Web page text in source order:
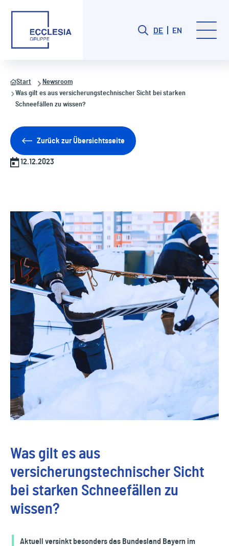
DE EN
Start
Newsroom
Was gilt es aus versicherungstechnischer Sicht bei starken
Schneefällen zu wissen?
Zurück zur Übersichtsseite
12.12.2023
Was gilt es aus
versicherungstechnischer Sicht
bei starken Schneefällen zu
wissen?
Aktuell versinkt besonders das Bundesland Bayern im